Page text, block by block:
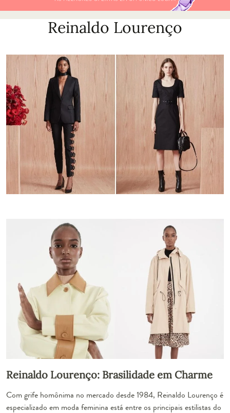
Reinaldo Lourenço
Reinaldo Lourenço: Brasilidade em Charme
Com grife homônima no mercado desde 1984, Reinaldo Lourenço é
especializado em moda feminina está entre os principais estilistas do